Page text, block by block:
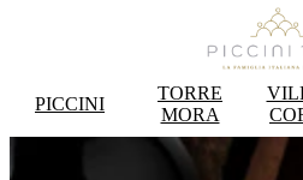
PICCINI
TORRE
MORA